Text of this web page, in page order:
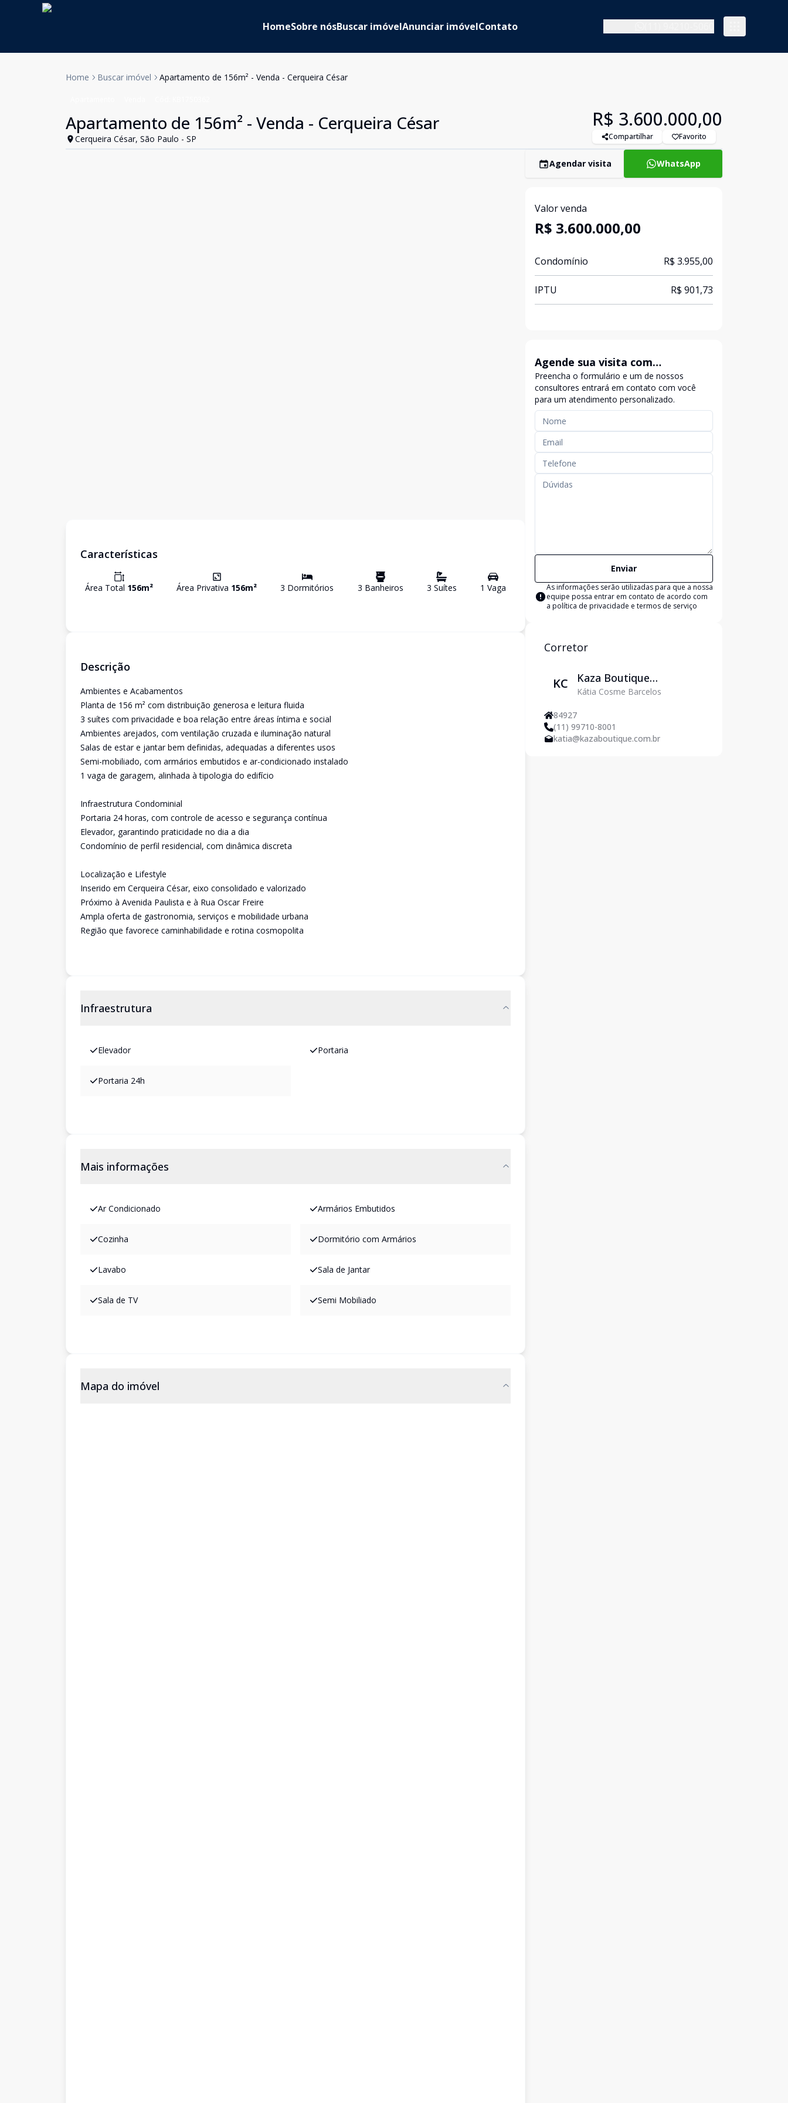
HomeSobre nósBuscar imóvelAnunciar imóvelContato
Home Buscar imóvel Apartamento de 156m² - Venda - Cerqueira César
Apartamento de 156m² - Venda - Cerqueira César
Cerqueira César, São Paulo - SP
R$ 3.600.000,00
Compartilhar Favorito
Características
Área Total 156m² Área Privativa 156m² 3 Dormitórios 3 Banheiros 3 Suítes 1 Vaga
Descrição
Ambientes e Acabamentos
Planta de 156 m² com distribuição generosa e leitura fluida
3 suítes com privacidade e boa relação entre áreas íntima e social
Ambientes arejados, com ventilação cruzada e iluminação natural
Salas de estar e jantar bem definidas, adequadas a diferentes usos
Semi-mobiliado, com armários embutidos e ar-condicionado instalado
1 vaga de garagem, alinhada à tipologia do edifício
Infraestrutura Condominial
Portaria 24 horas, com controle de acesso e segurança contínua
Elevador, garantindo praticidade no dia a dia
Condomínio de perfil residencial, com dinâmica discreta
Localização e Lifestyle
Inserido em Cerqueira César, eixo consolidado e valorizado
Próximo à Avenida Paulista e à Rua Oscar Freire
Ampla oferta de gastronomia, serviços e mobilidade urbana
Região que favorece caminhabilidade e rotina cosmopolita
Infraestrutura
Elevador Portaria
Portaria 24h
Mais informações
Ar Condicionado Armários Embutidos
Cozinha Dormitório com Armários
Lavabo Sala de Jantar
Sala de TV Semi Mobiliado
Mapa do imóvel
Agendar visita WhatsApp
Valor venda
R$ 3.600.000,00
Condomínio R$ 3.955,00
IPTU R$ 901,73
Agende sua visita com
exclusividade
Preencha o formulário e um de nossos
consultores entrará em contato com você
para um atendimento personalizado.
Enviar
As informações serão utilizadas para que a nossa
equipe possa entrar em contato de acordo com
a política de privacidade e termos de serviço
Corretor
KC
Kaza Boutique
Imobiliária
Kátia Cosme Barcelos
84927
(11) 99710-8001
katia@kazaboutique.com.br